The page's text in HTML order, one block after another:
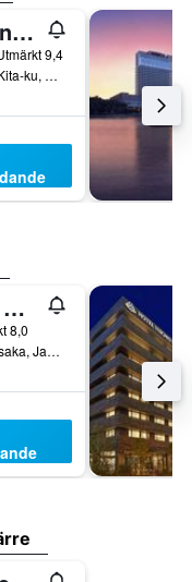
InterContinental Osaka by IHG
9,4
3-60, Ofuka-Cho Kita-ku, Osaka, Japan
Apa Hotel Osaka-Higobashi-Ekimae
8,0
1-2-1 Tosabori, Osaka, Japan